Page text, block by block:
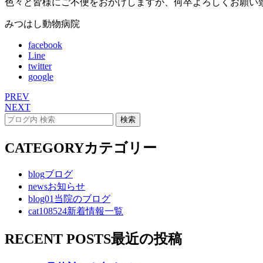
みつはし動物病院
facebook
Line
twitter
google
PREV
NEXT
CATEGORYカテゴリー
blogブログ
newsお知らせ
blog01当院のブログ
cat108524新着情報一覧
RECENT POSTS最近の投稿